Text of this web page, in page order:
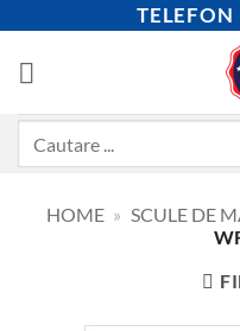
content
HOME » SCULE DE